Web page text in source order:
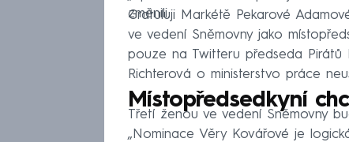
změnili.
Gratuluji Markétě Pekarové
ve vedení Sněmovny jako
pouze na Twitteru předseda
Richterová o ministerstvo práce
Místopředsedkyní
Třetí ženou ve vedení Sněmovny
„Nominace Věry Kovářové je